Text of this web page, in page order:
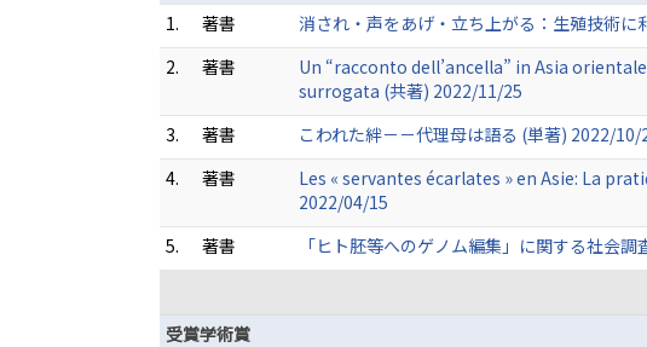
1.
著書
消され・声をあげ・立ち上がる：生殖技術
2.
著書
Un “racconto dell’ancella” in Asia
surrogata (共著) 2022/11/25
3.
著書
こわれた絆－－代理母は語る (単著) 2022/10/
4.
著書
Les « servantes écarlates » en Asie: La
2022/04/15
5.
著書
「ヒト胚等へのゲノム編集」に関する社会
受賞学術賞